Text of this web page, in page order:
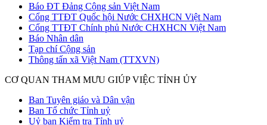
Báo ĐT Đảng Cộng sản Việt Nam
Cổng TTĐT Quốc hội Nước CHXHCN Việt Nam
Cổng TTĐT Chính phủ Nước CHXHCN Việt Nam
Báo Nhân dân
Tạp chí Cộng sản
Thông tấn xã Việt Nam (TTXVN)
CƠ QUAN THAM MƯU GIÚP VIỆC TỈNH ỦY
Ban Tuyên giáo và Dân vận
Ban Tổ chức Tỉnh uỷ
Uỷ ban Kiểm tra Tỉnh uỷ